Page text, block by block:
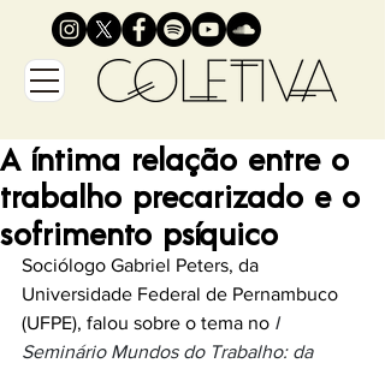
A íntima relação entre o
trabalho precarizado e o
sofrimento psíquico
Sociólogo Gabriel Peters, da
Universidade Federal de Pernambuco
(UFPE), falou sobre o tema no I
Seminário Mundos do Trabalho: da